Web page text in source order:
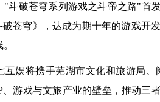
"斗破苍穹系列游戏之斗帝之路"首
破苍穹》，达成为期十年的游戏开
互娱将携手芜湖市文化和旅游局
、游戏与文旅产业的壁垒，推动三